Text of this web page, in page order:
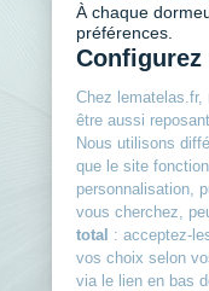
À chaque
préférences.
Chez lematelas.fr,
être aussi
Nous utilisons
que le site
personnalisation,
vous cherchez,
total : acceptez-
vos choix selon
via le lien en bas
Inscrivez-
des conseils
première,
faut